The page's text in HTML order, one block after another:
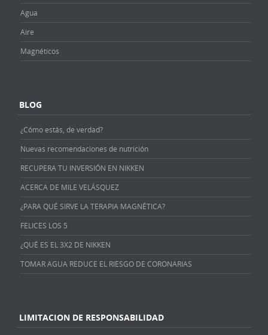
Agua
Aire
Magnéticos
BLOG
¿Cómo estás, de verdad?
Nuevas recomendaciones de nutrición
RECUPERA TU INVERSIÓN EN NIKKEN
ACERCA DE MILE VELÁSQUEZ
¿PARA QUÉ SIRVE LA TERAPIA MAGNÉTICA?
FELICES LOS 5
¿QUÉ ES EL 3X2 DE NIKKEN
TOMAR AGUA REDUCE EL RIESGO DE CORONARIAS
LIMITACION DE RESPONSABILIDAD